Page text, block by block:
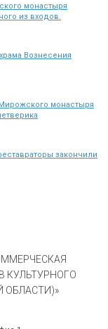
монастыря
из входов.
Вознесения
монастыря
закончили
КУЛЬТУРНОГО
ОБЛАСТИ)»